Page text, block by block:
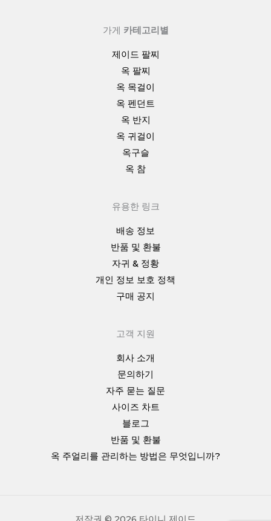
가게 카테고리별
제이드 팔찌
옥 팔찌
옥 목걸이
옥 펜던트
옥 반지
옥 귀걸이
옥구슬
옥 참
유용한 링크
배송 정보
반품 및 환불
자귀 & 정황
개인 정보 보호 정책
구매 공지
고객 지원
회사 소개
문의하기
자주 묻는 질문
사이즈 차트
블로그
반품 및 환불
옥 주얼리를 관리하는 방법은 무엇입니까?